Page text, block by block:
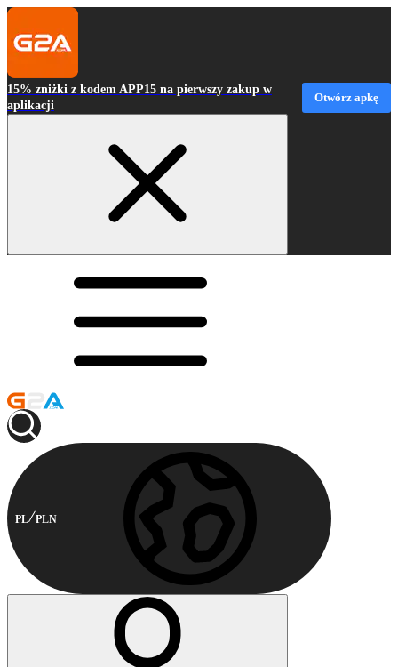
15% zniżki z kodem APP15 na pierwszy zakup w
aplikacji
Otwórz apkę
PL PLN